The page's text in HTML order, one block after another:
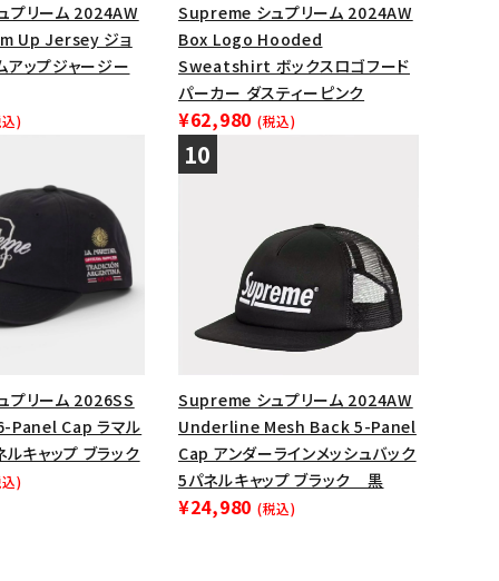
プリーム 2024AW
Up Jersey ジョ
アップジャージー
)
Supreme シュプリーム 2024AW
Box Logo Hooded
Sweatshirt ボックスロゴフード
パーカー ダスティーピンク
¥62,980 (税込)
プリーム 2026SS
Cap ラマル
キャップ ブラック
)
Supreme シュプリーム 2024AW
Underline Mesh Back 5-Panel
Cap アンダーラインメッシュバック
5パネルキャップ ブラック 黒
¥24,980 (税込)